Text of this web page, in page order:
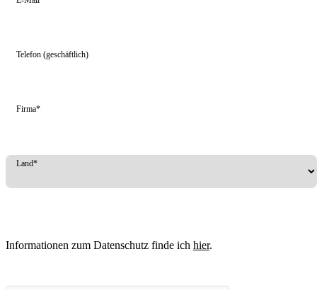
Telefon (geschäftlich)
Firma*
Land*
Informationen zum Datenschutz finde ich hier.